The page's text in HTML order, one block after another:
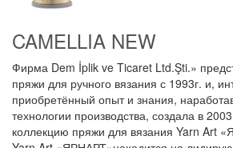
CAMELLIA NEW
Фирма Dem İplik ve Ticaret Ltd.Şti.»
пряжи для ручного вязания с 1993г. и,
приобретённый опыт и знания,
технологии производства, создала в
коллекцию пряжи для вязания Yarn Art